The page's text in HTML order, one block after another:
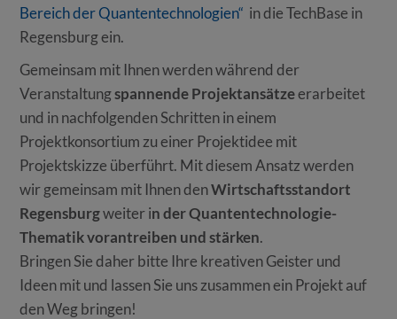
Bereich der Quantentechnologien“ in die TechBase in
Regensburg ein.
Gemeinsam mit Ihnen werden während der
Veranstaltungspannende Projektansätzeerarbeitet
und in nachfolgenden Schritten in einem
Projektkonsortium zu einer Projektidee mit
Projektskizze überführt. Mit diesem Ansatz werden
wir gemeinsam mit Ihnen denWirtschaftsstandort
Regensburgweiter in der Quantentechnologie-
Thematik vorantreiben und stärken.
Bringen Sie daher bitte Ihre kreativen Geister und
Ideen mit und lassen Sie uns zusammen ein Projekt auf
den Weg bringen!